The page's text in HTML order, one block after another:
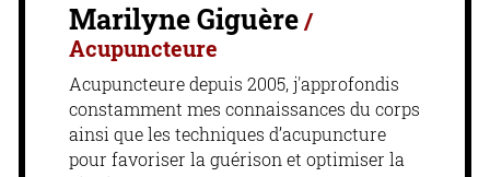
Marilyne Giguère/
Acupuncteure
Acupuncteure depuis 2005, j'approfondis
constamment mes connaissances du corps
ainsi que les techniques d’acupuncture
pour favoriser la guérison et optimiser la